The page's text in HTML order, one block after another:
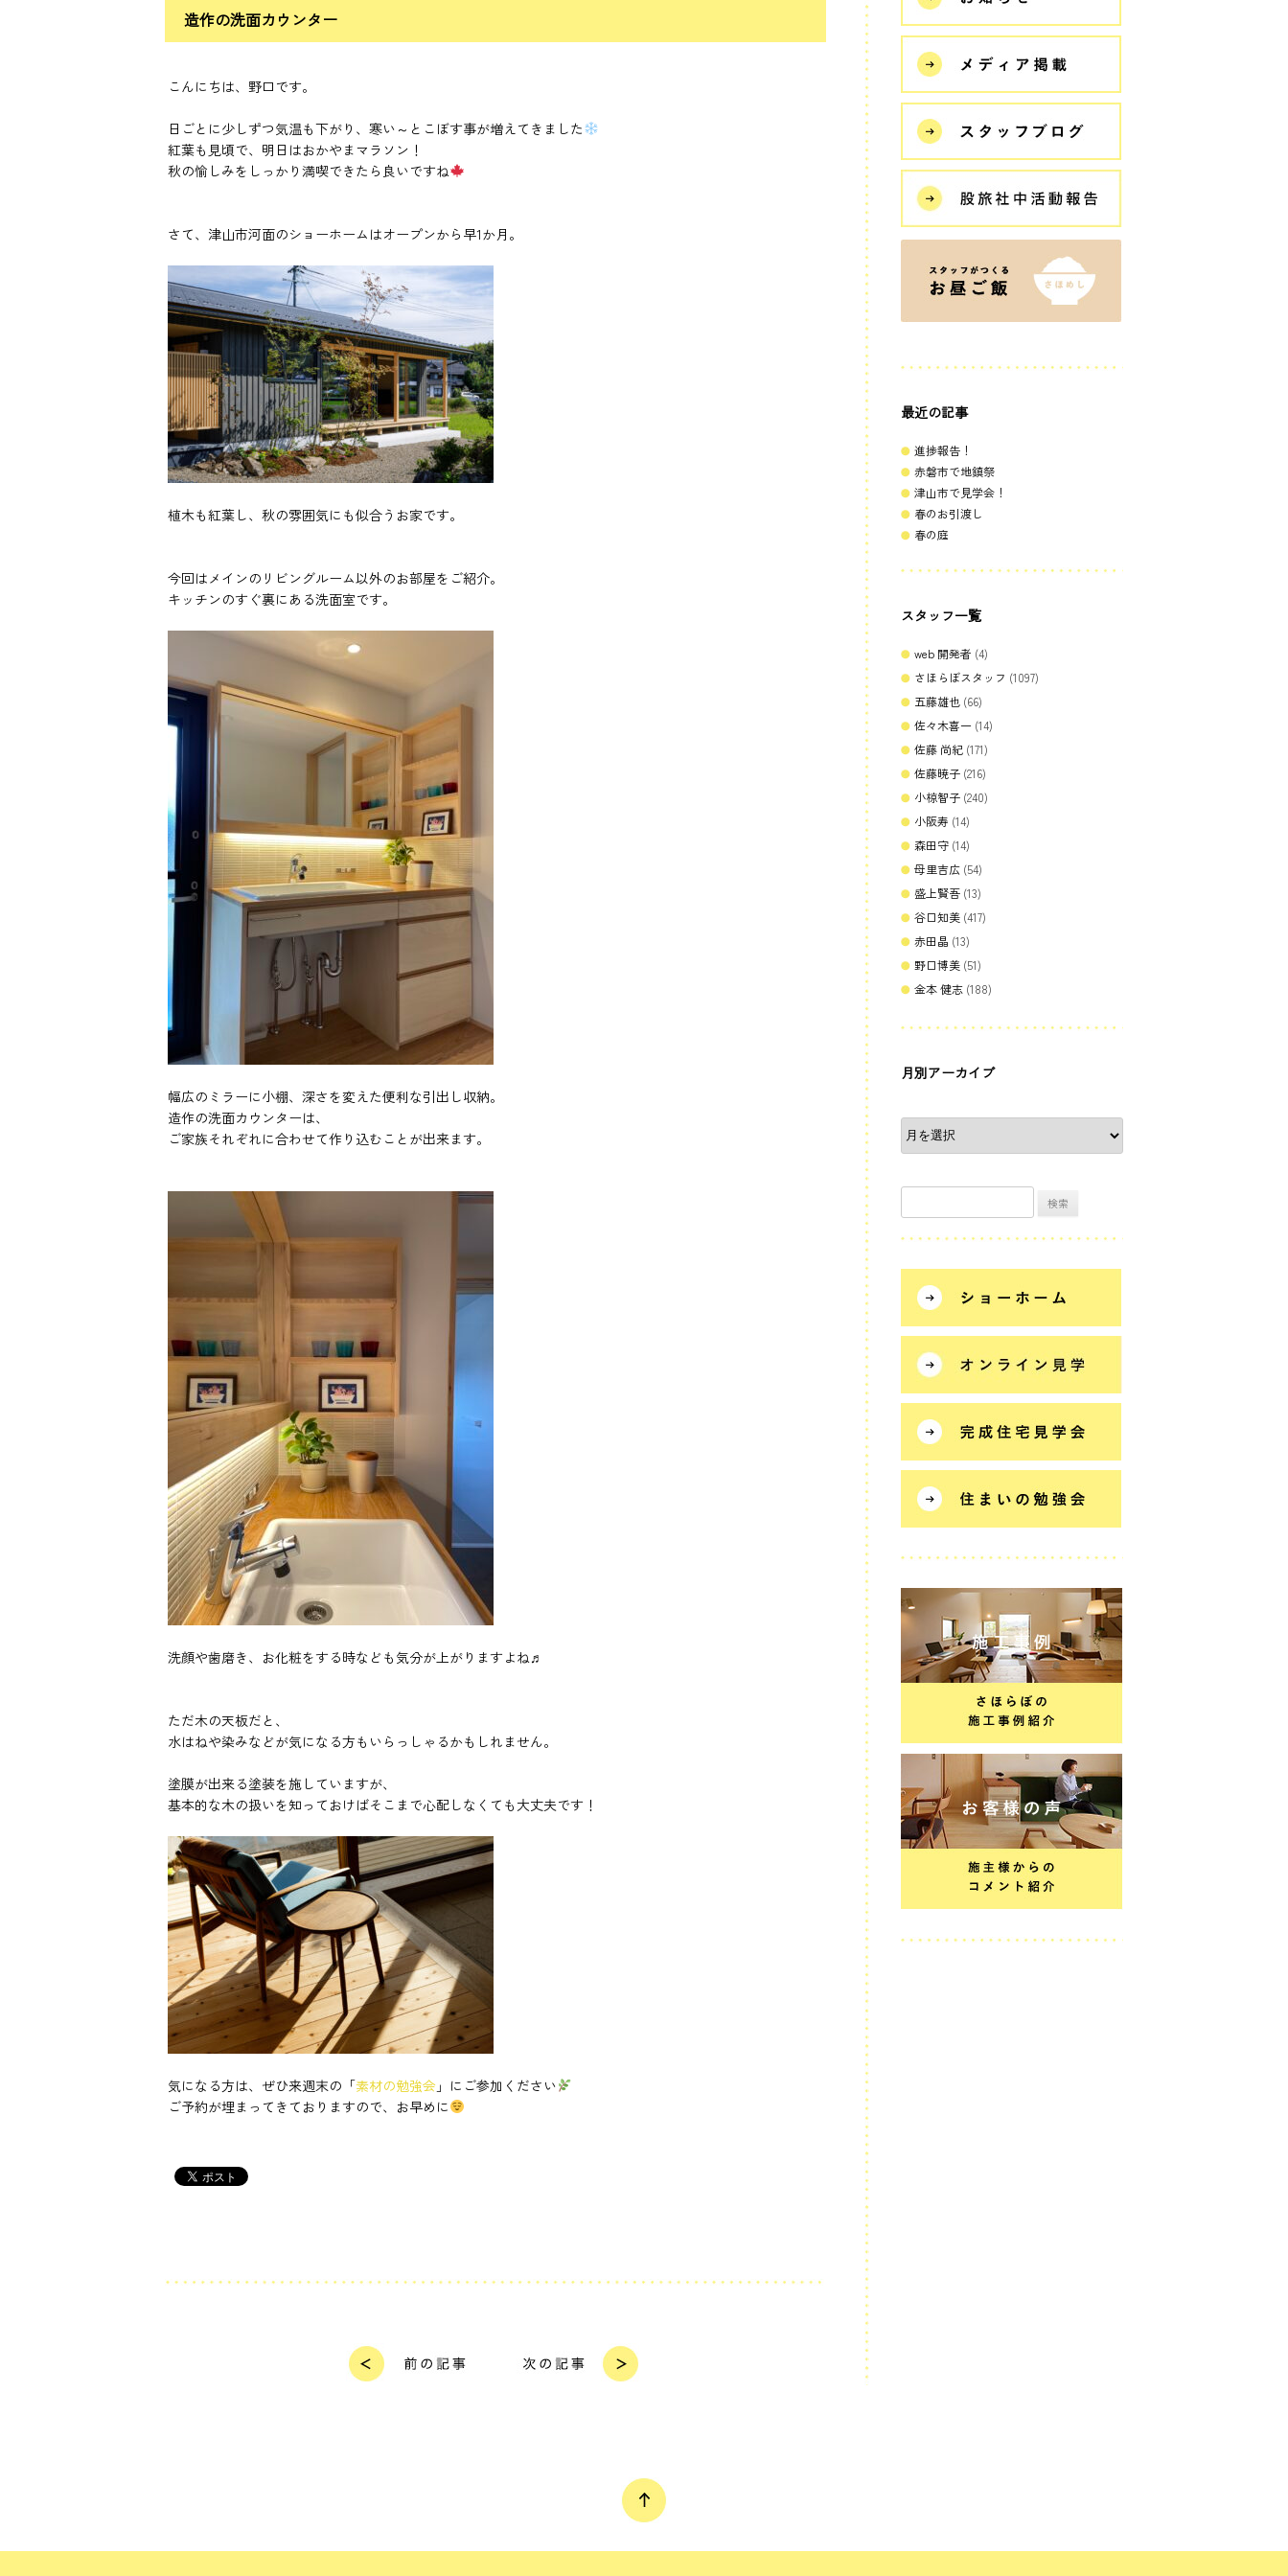
造作の洗面カウンター
こんにちは、野口です。
日ごとに少しずつ気温も下がり、寒い～とこぼす事が増えてきました
紅葉も見頃で、明日はおかやまマラソン！
秋の愉しみをしっかり満喫できたら良いですね
さて、津山市河面のショーホームはオープンから早1か月。
植木も紅葉し、秋の雰囲気にも似合うお家です。
今回はメインのリビングルーム以外のお部屋をご紹介。
キッチンのすぐ裏にある洗面室です。
幅広のミラーに小棚、深さを変えた便利な引出し収納。
造作の洗面カウンターは、
ご家族それぞれに合わせて作り込むことが出来ます。
洗顔や歯磨き、お化粧をする時なども気分が上がりますよね♬
ただ木の天板だと、
水はねや染みなどが気になる方もいらっしゃるかもしれません。
塗膜が出来る塗装を施していますが、
基本的な木の扱いを知っておけばそこまで心配しなくても大丈夫です！
気になる方は、ぜひ来週末の「素材の勉強会 」にご参加ください
ご予約が埋まってきておりますので、お早めに
最近の記事
進捗報告！
赤磐市で地鎮祭
津山市で見学会！
春のお引渡し
春の庭
スタッフ一覧
web 開発者 (4)
さほらぼスタッフ (1097)
五藤雄也 (66)
佐々木喜一 (14)
佐藤 尚紀 (171)
佐藤暁子 (216)
小椋智子 (240)
小阪寿 (14)
森田守 (14)
母里吉広 (54)
盛上賢吾 (13)
谷口知美 (417)
赤田晶 (13)
野口博美 (51)
金本 健志 (188)
月別アーカイブ